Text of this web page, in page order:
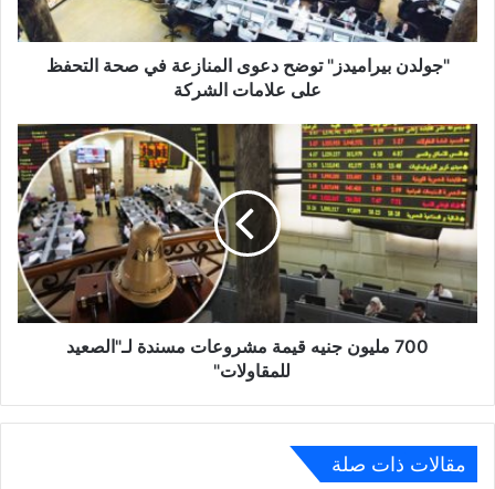
التحفظ
على
علامات"جولدن بيراميدز" توضح دعوى المنازعة في صحة التحفظ
على علامات الشركة
700
مليون
جنيه
قيمة
مشروعات
مسندة
لـ"الصعيد
للمقاولات"
700 مليون جنيه قيمة مشروعات مسندة لـ"الصعيد
للمقاولات"
مقالات ذات صلة